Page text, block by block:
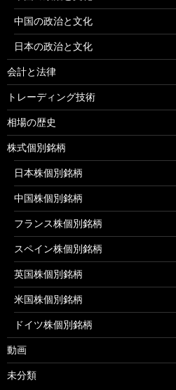
中国の政治と文化
日本の政治と文化
会計と法律
トレーディング技術
相場の歴史
株式個別銘柄
日本株個別銘柄
中国株個別銘柄
フランス株個別銘柄
スペイン株個別銘柄
英国株個別銘柄
米国株個別銘柄
ドイツ株個別銘柄
動画
未分類